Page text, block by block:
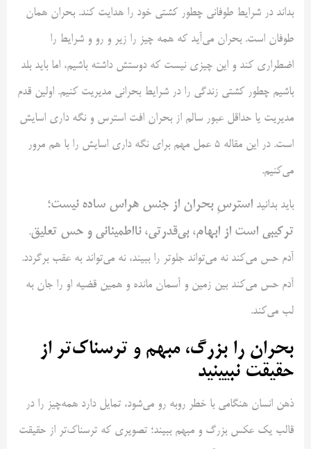
بداند در شرایط طوفانی چطور کشتی خود را هدایت کند. بحران همان
طوفان است. بحران می‌آید که همه چیز را زیر و رو و شرایط را
اضطراری کند و این چیزی نیست که دوستش داشته باشیم، اما باید بلد
باشیم چطور کشتی زندگی را در شرایط بحرانی مدیریت کنیم. اولین قدم
مدیریت یا حداقل عبور سالم از بحران افت استرس و نگه داری اسایش
است. در این مقاله ۵ عمل مهم برای نگه داری اسایش را با هم مرور
می‌کنیم.
باید بدانید استرسِ بحران از جنس هراس ساده نیست؛
ترکیبی است از ابهام، بی‌قدرتی، نااطمینانی و حس تعلیق.
آدم حس می‌کند نه می‌تواند جلوتر را ببیند، نه می‌تواند به عقب برگردد.
آدم حس می‌کند بین زمین و آسمان مانده و همین قضیه او را جان به
لب می‌کند.
بحران را بزرگ، مبهم و ترسناک‌تر از
حقیقت نبیینید
ذهن انسان هنگامی با خطر روبه رو می‌شود، تمایل دارد همه‌چیز را در
قالب یک عکس بزرگ و مبهم ببیند؛ تصویری که ترسناک‌تر از حقیقت